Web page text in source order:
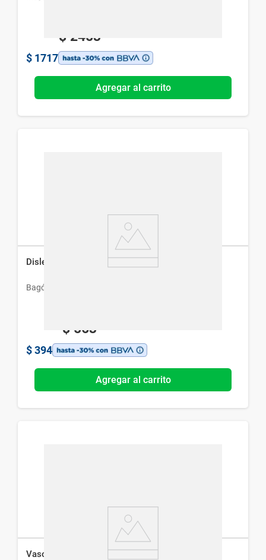
$ 2453
$ 1717
Agregar al carrito
Dislembral Compuesto x 10 Comp
Bagó
$ 563
$ 394
Agregar al carrito
Vasotal Cinarizina 16 mg x 20 Comp